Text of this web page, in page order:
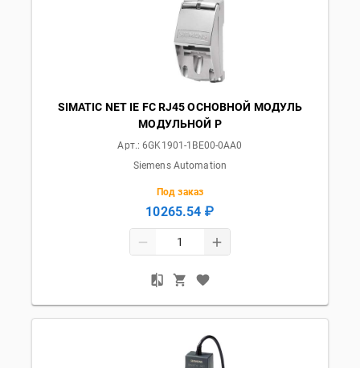
SIMATIC NET IE FC RJ45 ОСНОВНОЙ МОДУЛЬ
МОДУЛЬНОЙ Р
Арт.:6GK1901-1BE00-0AA0
Siemens Automation
Под заказ
10265.54 ₽